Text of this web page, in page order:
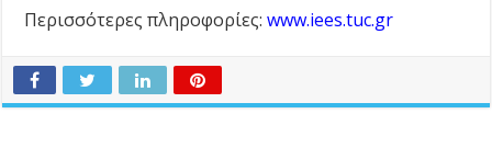
Περισσότερες πληροφορίες:www.iees.tuc.gr